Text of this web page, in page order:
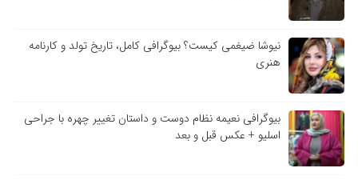
نیوشا ضیغمی کیست؟ بیوگرافی کامل، تاریخ تولد و کارنامه
هنری
بیوگرافی نعیمه نظام دوست و داستان تغییر چهره با جراحی
اسلیو + عکس قبل و بعد